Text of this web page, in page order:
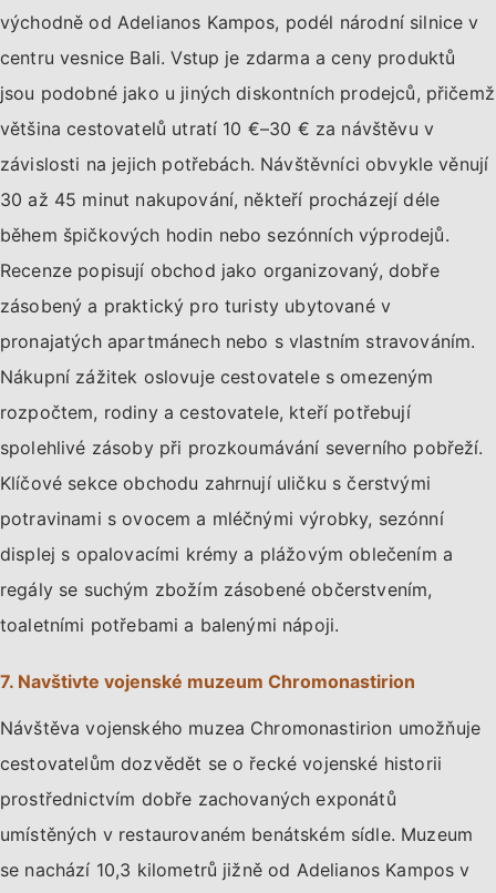
východně od Adelianos Kampos, podél národní silnice v
centru vesnice Bali. Vstup je zdarma a ceny produktů
jsou podobné jako u jiných diskontních prodejců, přičemž
většina cestovatelů utratí 10 €–30 € za návštěvu v
závislosti na jejich potřebách. Návštěvníci obvykle věnují
30 až 45 minut nakupování, někteří procházejí déle
během špičkových hodin nebo sezónních výprodejů.
Recenze popisují obchod jako organizovaný, dobře
zásobený a praktický pro turisty ubytované v
pronajatých apartmánech nebo s vlastním stravováním.
Nákupní zážitek oslovuje cestovatele s omezeným
rozpočtem, rodiny a cestovatele, kteří potřebují
spolehlivé zásoby při prozkoumávání severního pobřeží.
Klíčové sekce obchodu zahrnují uličku s čerstvými
potravinami s ovocem a mléčnými výrobky, sezónní
displej s opalovacími krémy a plážovým oblečením a
regály se suchým zbožím zásobené občerstvením,
toaletními potřebami a balenými nápoji.
7. Navštivte vojenské muzeum Chromonastirion
Návštěva vojenského muzea Chromonastirion umožňuje
cestovatelům dozvědět se o řecké vojenské historii
prostřednictvím dobře zachovaných exponátů
umístěných v restaurovaném benátském sídle. Muzeum
se nachází 10,3 kilometrů jižně od Adelianos Kampos v